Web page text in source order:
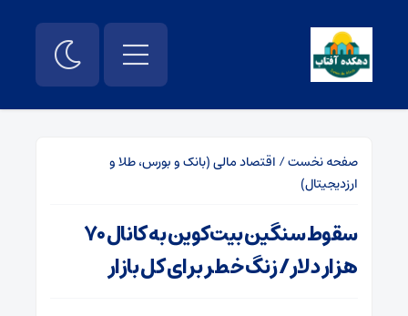
صفحه نخست/ اقتصاد مالی (بانک و بورس، طلا و
ارزدیجیتال)
سقوط سنگین بیت‌کوین به کانال ۷۰
هزار دلار/ زنگ خطر برای کل بازار